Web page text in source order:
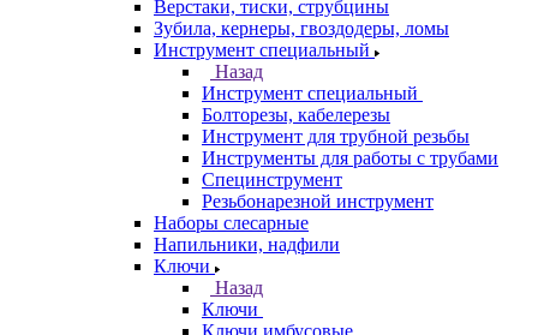
Верстаки, тиски, струбцины
Зубила, кернеры, гвоздодеры, ломы
Инструмент специальный
Назад
Инструмент специальный
Болторезы, кабелерезы
Инструмент для трубной резьбы
Инструменты для работы с трубами
Специнструмент
Резьбонарезной инструмент
Наборы слесарные
Напильники, надфили
Ключи
Назад
Ключи
Ключи имбусовые